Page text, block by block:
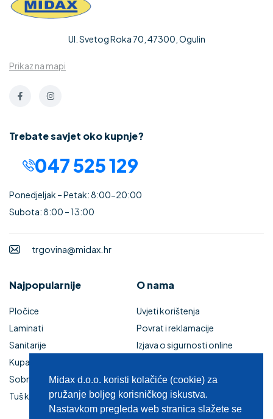
Ul. Svetog Roka 70, 47300, Ogulin
Prikaz na mapi
Trebate savjet oko kupnje?
047 525 129
Ponedjeljak – Petak: 8:00-20:00
Subota: 8:00 – 13:00
trgovina@midax.hr
Najpopularnije
Pločice
Laminati
Sanitarije
Kupaonski namještaj
Sobna vrata
Tuš kabine i kade
O nama
Uvjeti korištenja
Povrat i reklamacije
Izjava o sigurnosti online
Kupaonski namještaj
Zaštita privatnosti
Midax d.o.o. koristi kolačiće (cookie) za
pružanje boljeg korisničkog iskustva.
Nastavkom pregleda web stranica slažete se